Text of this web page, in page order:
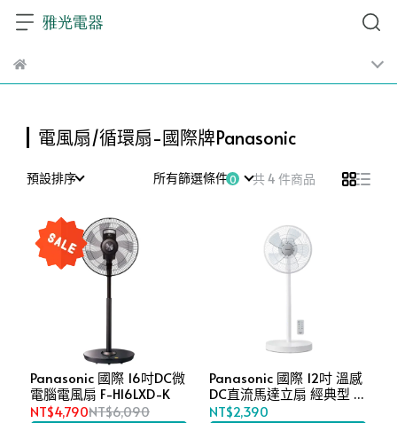
電風扇/循環扇-國際牌Panasonic
預設排序 所有篩選條件 共 4 件商品
Panasonic 國際 16吋DC微
電腦電風扇 F-H16LXD-K
NT$4,790NT$6,090
Panasonic 國際 12吋 溫感
DC直流馬達立扇 經典型 F-
S12QT
NT$2,390